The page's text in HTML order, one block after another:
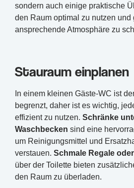
sondern auch einige praktische
den Raum optimal zu nutzen
ansprechende Atmosphäre zu
Stauraum einplanen
In einem kleinen Gäste-WC ist
begrenzt, daher ist es wichtig,
effizient zu nutzen. Schränke
Waschbecken sind eine
um Reinigungsmittel und
verstauen. Schmale Regale
über der Toilette bieten
den Raum zu überladen.